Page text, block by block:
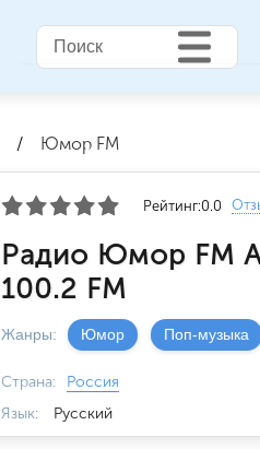
/ Юмор FM
Рейтинг:0.0
Радио Юмор FM
100.2 FM
Жанры: Юмор Поп-музыка
Страна:
Россия
Язык:
Русский